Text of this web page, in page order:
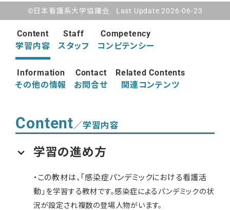
©日本看護系大学協議会. Last Update 2026-06-23
Content
学習内容
Staff
スタッフ
Competency
コンピテンシー
Information
その他の情報
Contact
お問合せ
Related Contents
関連コンテンツ
Content／学習内容
学習の進め方
・この教材は、「感染症パンデミックにおける看護活
動 」を学習する教材です。感染症によるパンデミックの状
況が設定され複数の登場人物がいます。